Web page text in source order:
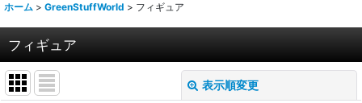
ホーム > GreenStuffWorld > フィギュア
フィギュア
表示順変更